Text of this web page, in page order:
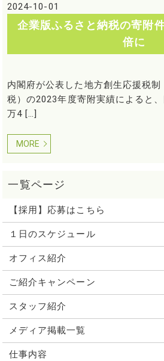
2024-10-01
企業版ふるさと納税の寄附
倍に
内閣府が公表した地方創生応援税
税）の2023年度寄附実績によると
万4 […]
MORE
【採用】応募はこちら
１日のスケジュール
オフィス紹介
ご紹介キャンペーン
スタッフ紹介
メディア掲載一覧
仕事内容